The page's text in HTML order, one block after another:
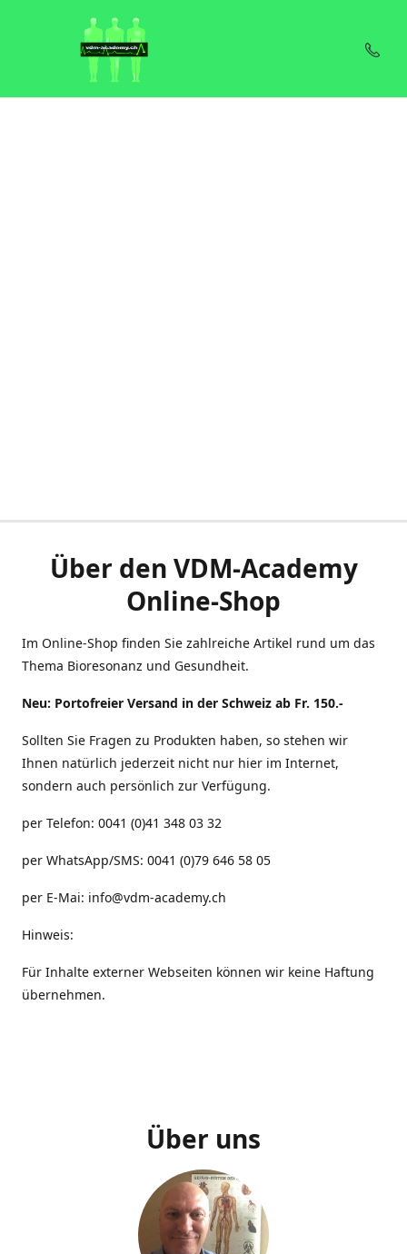
Über den VDM-Academy
Online-Shop
Im Online-Shop finden Sie zahlreiche Artikel rund um das
Thema Bioresonanz und Gesundheit.
Neu: Portofreier Versand in der Schweiz ab Fr. 150.-
Sollten Sie Fragen zu Produkten haben, so stehen wir
Ihnen natürlich jederzeit nicht nur hier im Internet,
sondern auch persönlich zur Verfügung.
per Telefon: 0041 (0)41 348 03 32
per WhatsApp/SMS: 0041 (0)79 646 58 05
per E-Mai: info@vdm-academy.ch
Hinweis:
Für Inhalte externer Webseiten können wir keine Haftung
übernehmen.
Über uns